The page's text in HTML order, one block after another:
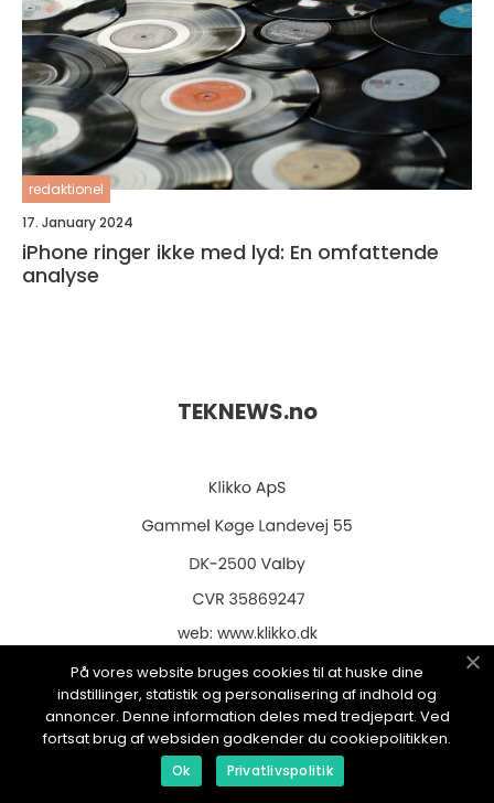
redaktionel
17. January 2024
iPhone ringer ikke med lyd: En omfattende
analyse
TEKNEWS.no
web: www.klikko.dk
Menu
På vores website bruges cookies til at huske dine
indstillinger, statistik og personalisering af indhold og
annoncer. Denne information deles med tredjepart. Ved
fortsat brug af websiden godkender du cookiepolitikken.
Ok Privatlivspolitik